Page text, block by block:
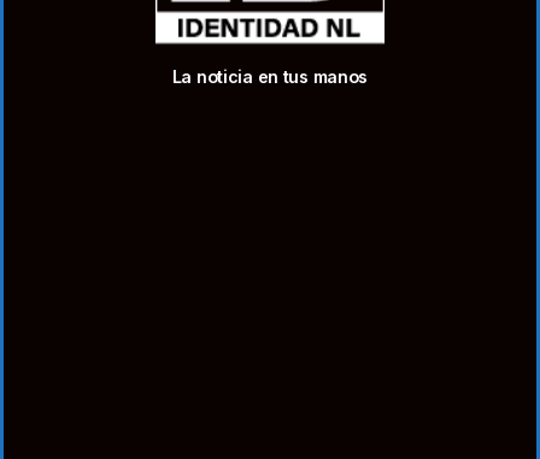
La noticia en tus manos